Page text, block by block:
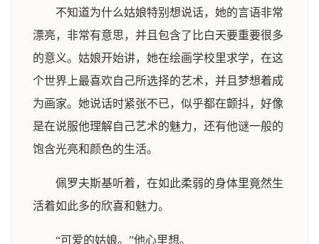
不知道为什么姑娘特别想说话，她的言语非常
漂亮，非常有意思，并且包含了比白天要重要很多
的意义。姑娘开始讲，她在绘画学校里求学，在这
个世界上最喜欢自己所选择的艺术，并且梦想着成
为画家。她说话时紧张不已，似乎都在颤抖，好像
是在说服他理解自己艺术的魅力，还有他谜一般的
饱含光亮和颜色的生活。
佩罗夫斯基听着，在如此柔弱的身体里竟然生
活着如此多的欣喜和魅力。
“可爱的姑娘。”他心里想。